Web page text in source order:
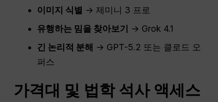
이미지 식별 → 제미니 3 프로
유행하는 밈을 찾아보기
→ Grok 4.1
긴 논리적 분해 → GPT-5.2 또는 클로드 오
퍼스
가격대 및 법학 석사 액세스